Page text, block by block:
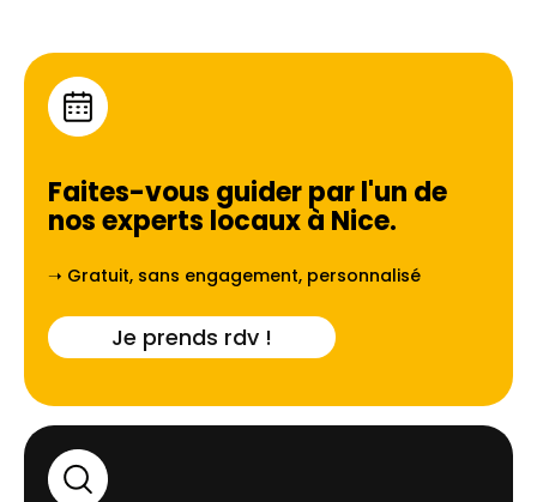
Faites-vous guider par l'un de
nos experts locaux à Nice.
➝ Gratuit, sans engagement, personnalisé
Je prends rdv !